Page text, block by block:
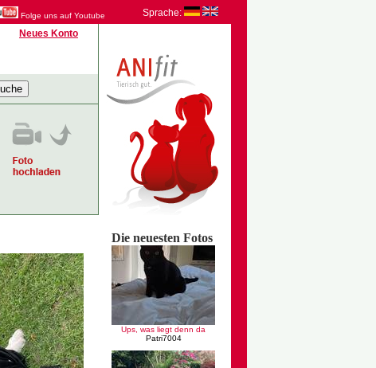
Folge uns auf Youtube
Sprache:
Neues Konto
Die neuesten Fotos
Ups, was liegt denn da
Patri7004